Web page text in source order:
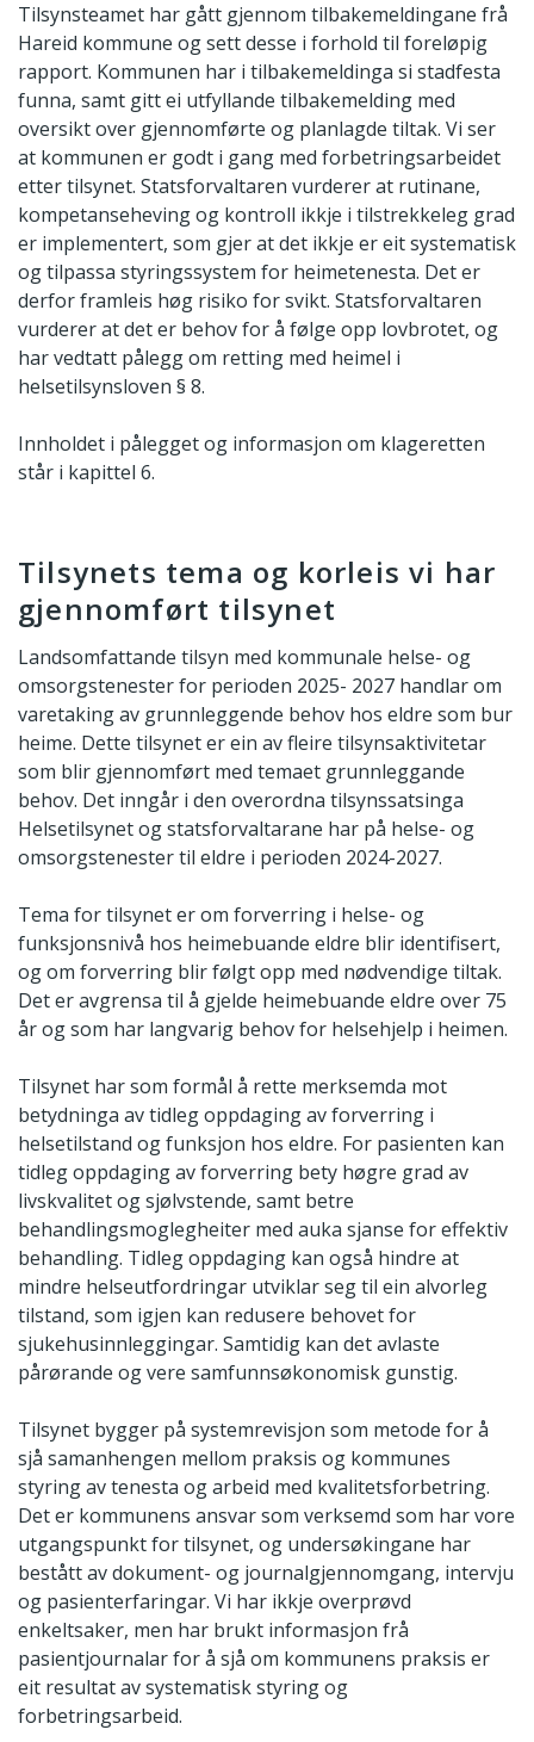
Tilsynsteamet har gått gjennom tilbakemeldingane frå
Hareid kommune og sett desse i forhold til foreløpig
rapport. Kommunen har i tilbakemeldinga si stadfesta
funna, samt gitt ei utfyllande tilbakemelding med
oversikt over gjennomførte og planlagde tiltak. Vi ser
at kommunen er godt i gang med forbetringsarbeidet
etter tilsynet. Statsforvaltaren vurderer at rutinane,
kompetanseheving og kontroll ikkje i tilstrekkeleg grad
er implementert, som gjer at det ikkje er eit systematisk
og tilpassa styringssystem for heimetenesta. Det er
derfor framleis høg risiko for svikt. Statsforvaltaren
vurderer at det er behov for å følge opp lovbrotet, og
har vedtatt pålegg om retting med heimel i
helsetilsynsloven § 8.
Innholdet i pålegget og informasjon om klageretten
står i kapittel 6.
Tilsynets tema og korleis vi har
gjennomført tilsynet
Landsomfattande tilsyn med kommunale helse- og
omsorgstenester for perioden 2025- 2027 handlar om
varetaking av grunnleggende behov hos eldre som bur
heime. Dette tilsynet er ein av fleire tilsynsaktivitetar
som blir gjennomført med temaet grunnleggande
behov. Det inngår i den overordna tilsynssatsinga
Helsetilsynet og statsforvaltarane har på helse- og
omsorgstenester til eldre i perioden 2024-2027.
Tema for tilsynet er om forverring i helse- og
funksjonsnivå hos heimebuande eldre blir identifisert,
og om forverring blir følgt opp med nødvendige tiltak.
Det er avgrensa til å gjelde heimebuande eldre over 75
år og som har langvarig behov for helsehjelp i heimen.
Tilsynet har som formål å rette merksemda mot
betydninga av tidleg oppdaging av forverring i
helsetilstand og funksjon hos eldre. For pasienten kan
tidleg oppdaging av forverring bety høgre grad av
livskvalitet og sjølvstende, samt betre
behandlingsmoglegheiter med auka sjanse for effektiv
behandling. Tidleg oppdaging kan også hindre at
mindre helseutfordringar utviklar seg til ein alvorleg
tilstand, som igjen kan redusere behovet for
sjukehusinnleggingar. Samtidig kan det avlaste
pårørande og vere samfunnsøkonomisk gunstig.
Tilsynet bygger på systemrevisjon som metode for å
sjå samanhengen mellom praksis og kommunes
styring av tenesta og arbeid med kvalitetsforbetring.
Det er kommunens ansvar som verksemd som har vore
utgangspunkt for tilsynet, og undersøkingane har
bestått av dokument- og journalgjennomgang, intervju
og pasienterfaringar. Vi har ikkje overprøvd
enkeltsaker, men har brukt informasjon frå
pasientjournalar for å sjå om kommunens praksis er
eit resultat av systematisk styring og
forbetringsarbeid.